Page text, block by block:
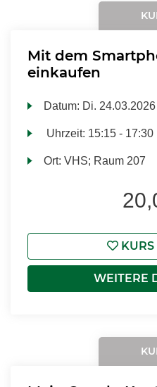
Mit dem
einkaufen
Datum: Di. 24.03.2026
Uhrzeit: 15:15 - 17:30
Ort:VHS; Raum 207
KURS
WEITERE